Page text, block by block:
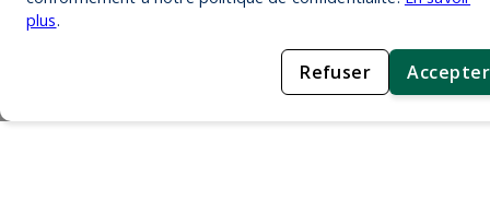
plus.
Refuser Accepter